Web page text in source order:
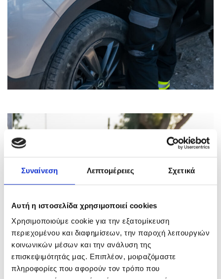
Συναίνεση Λεπτομέρειες Σχετικά
Αυτή η ιστοσελίδα χρησιμοποιεί cookies
Χρησιμοποιούμε cookie για την εξατομίκευση
περιεχομένου και διαφημίσεων, την παροχή λειτουργιών
κοινωνικών μέσων και την ανάλυση της
επισκεψιμότητάς μας. Επιπλέον, μοιραζόμαστε
πληροφορίες που αφορούν τον τρόπο που